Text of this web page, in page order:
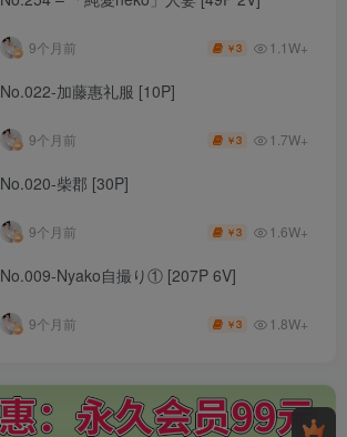
9个月前 ￥3 1.1W+
No.022-加藤惠礼服 [10P]
9个月前 ￥3 1.7W+
No.020-柴郡 [30P]
9个月前 ￥3 1.6W+
No.009-Nyako自撮り① [207P 6V]
9个月前 ￥3 1.8W+